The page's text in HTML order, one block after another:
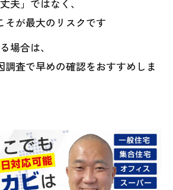
夫」ではなく、
が最大のリスクです
場合は、
査で早めの確認をおすすめしま